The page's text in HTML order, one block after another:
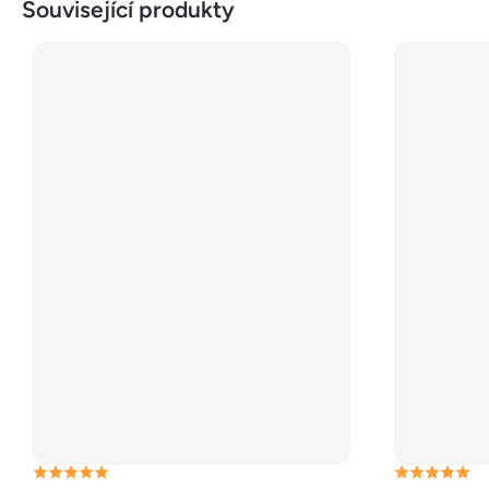
Související produkty
Průměrné
Průměrné